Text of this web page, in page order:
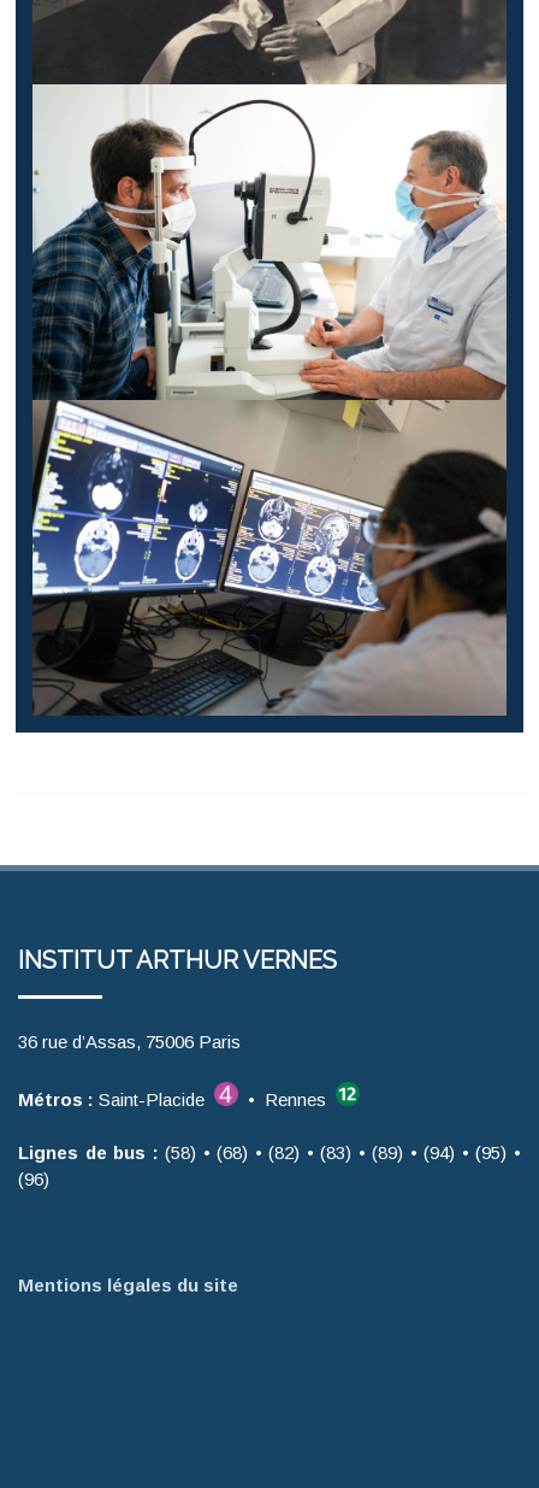
INSTITUT ARTHUR VERNES
36 rue d’Assas, 75006 Paris
Métros : Saint-Placide • Rennes
Lignes de bus : (58) • (68) • (82) • (83) • (89) • (94) • (95) •
(96)
Mentions légales du site